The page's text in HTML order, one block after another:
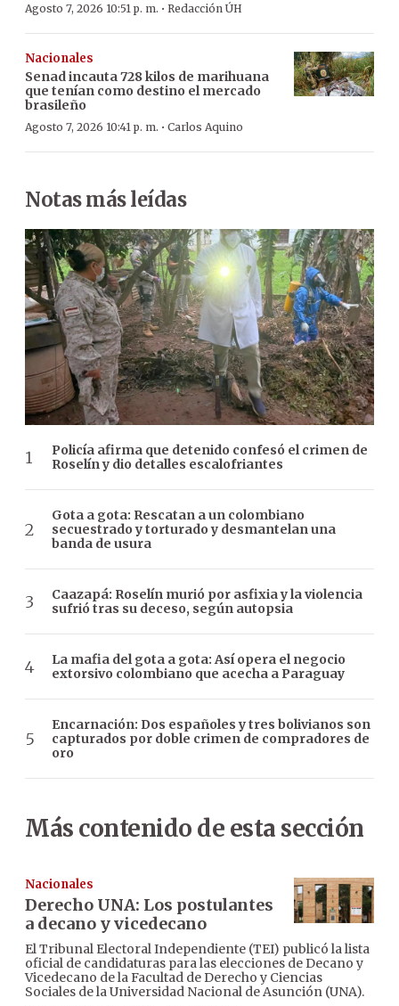
Agosto 7, 2026 10:51 p. m. · Redacción ÚH
Nacionales
Senad incauta 728 kilos de marihuana
que tenían como destino el mercado
brasileño
Agosto 7, 2026 10:41 p. m. · Carlos Aquino
Notas más leídas
Policía afirma que detenido confesó el crimen de
Roselín y dio detalles escalofriantes
Gota a gota: Rescatan a un colombiano
secuestrado y torturado y desmantelan una
banda de usura
Caazapá: Roselín murió por asfixia y la violencia
sufrió tras su deceso, según autopsia
La mafia del gota a gota: Así opera el negocio
extorsivo colombiano que acecha a Paraguay
Encarnación: Dos españoles y tres bolivianos son
capturados por doble crimen de compradores de
oro
Más contenido de esta sección
Nacionales
Derecho UNA: Los postulantes
a decano y vicedecano
El Tribunal Electoral Independiente (TEI) publicó la lista
oficial de candidaturas para las elecciones de Decano y
Vicedecano de la Facultad de Derecho y Ciencias
Sociales de la Universidad Nacional de Asunción (UNA).